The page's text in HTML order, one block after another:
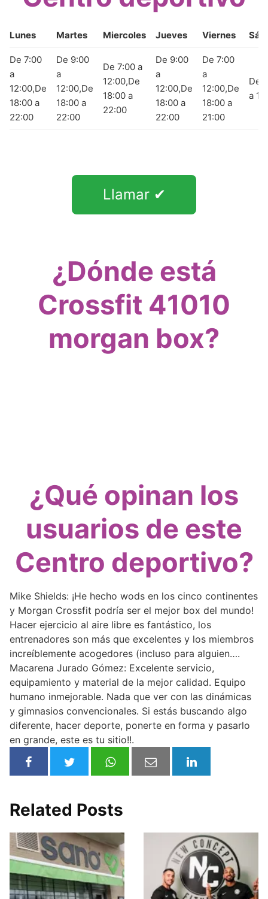
Lunes Martes Miercoles Jueves Viernes
De 7:00
a
12:00,De
18:00 a
22:00
De 9:00
a
12:00,De
18:00 a
22:00
De 7:00 a
12:00,De
18:00 a
22:00
De 9:00
a
12:00,De
18:00 a
22:00
De 7:00
a
12:00,De
18:00 a
21:00
De
a
Llamar ✔
¿Dónde está
Crossfit 41010
morgan box?
¿Qué opinan los
usuarios de este
Centro deportivo?
Mike Shields: ¡He hecho wods en los cinco continentes
y Morgan Crossfit podría ser el mejor box del mundo!
Hacer ejercicio al aire libre es fantástico, los
entrenadores son más que excelentes y los miembros
increíblemente acogedores (incluso para alguien….
Macarena Jurado Gómez: Excelente servicio,
equipamiento y material de la mejor calidad. Equipo
humano inmejorable. Nada que ver con las dinámicas
y gimnasios convencionales. Si estás buscando algo
diferente, hacer deporte, ponerte en forma y pasarlo
en grande, este es tu sitio!!.
Related Posts